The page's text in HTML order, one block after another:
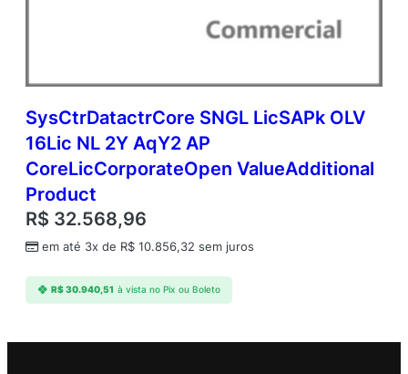
SysCtrDatactrCore SNGL LicSAPk OLV
16Lic NL 2Y AqY2 AP
CoreLicCorporateOpen ValueAdditional
Product
R$ 32.568,96
em até 3x de R$ 10.856,32 sem juros
R$30.940,51 à vista no Pix ou Boleto